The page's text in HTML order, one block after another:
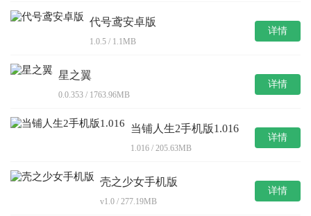
代号鸢安卓版
1.0.5 / 1.1MB
详情
星之翼
0.0.353 / 1763.96MB
详情
当铺人生2手机版1.016
1.016 / 205.63MB
详情
壳之少女手机版
v1.0 / 277.19MB
详情